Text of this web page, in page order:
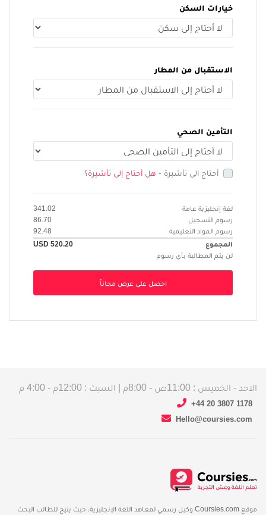
خيارات السكن
الاستقبال من المطار
التأمين الصحي
أحتاج الى تأشيرة - هل أحتاج إلى تأشيرة؟
لغة إنجليزية عامة
341.02
رسوم التسجيل
86.70
رسوم المواد التعليمية
92.48
المجموع
520.20
لن يتم المطالبة بأي رسوم
احصل على عرض مجاناً
الاحد - الخميس : 11:00ص - 8:00م | السبت : 12:00م - 4:00 م
+44 20 3807 1178
Hello@coursies.com
موقع Coursies.com وكيل رسمي لمعاهد اللغة الإنجليزية، حيث يتيح للطالب البحث